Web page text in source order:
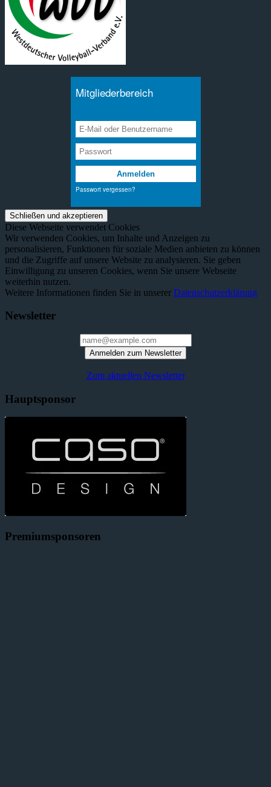
Diese Webseite verwendet Cookies
Wir verwenden Cookies, um Inhalte und Anzeigen zu
personalisieren, Funktionen für soziale Medien anbieten zu können
und die Zugriffe auf unsere Website zu analysieren. Sie geben
Einwilligung zu unseren Cookies, wenn Sie unsere Webseite
weiterhin nutzen.
Weitere Informationen finden Sie in unserer Datenschutzerklärung
Newsletter
Anmelden zum Newsletter
Zum aktuellen Newsletter
Hauptsponsor
Premiumsponsoren